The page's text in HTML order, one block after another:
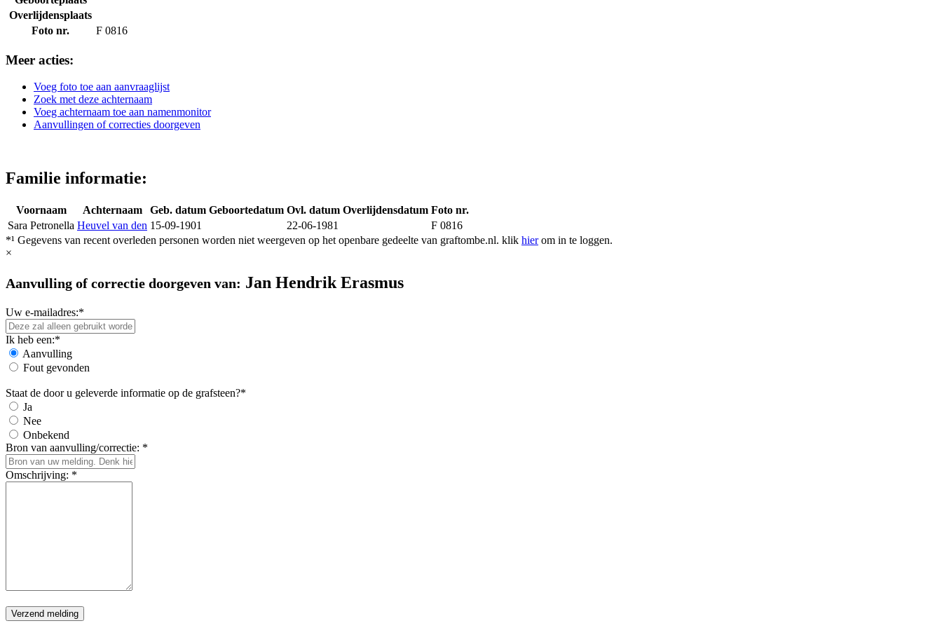
Overlijdensplaats
Foto nr.
F 0816
Meer acties:
Voeg foto toe aan aanvraaglijst
Zoek met deze achternaam
Voeg achternaam toe aan namenmonitor
Aanvullingen of correcties doorgeven
Familie informatie:
Voornaam Achternaam Geb. datum Geboortedatum Ovl. datum Overlijdensdatum Foto nr.
Sara Petronella Heuvel van den 15-09-1901 22-06-1981
F 0816
*¹ Gegevens van recent overleden personen worden niet weergeven op het openbare gedeelte van graftombe.nl. klik hierom in te loggen.
×
Aanvulling of correctie doorgeven van: Jan Hendrik Erasmus
Uw e-mailadres:*
Ik heb een:*
Aanvulling
Fout gevonden
Staat de door u geleverde informatie op de grafsteen?*
Ja
Nee
Onbekend
Bron van aanvulling/correctie: *
Omschrijving: *